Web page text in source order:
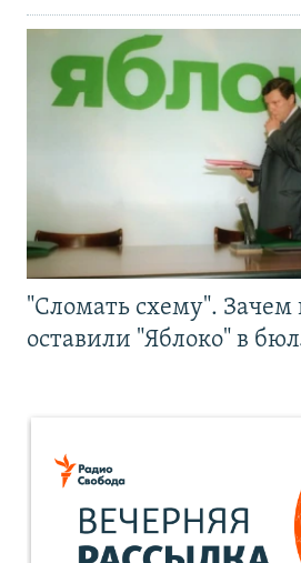
"Сломать схему". Зачем
оставили "Яблоко" в